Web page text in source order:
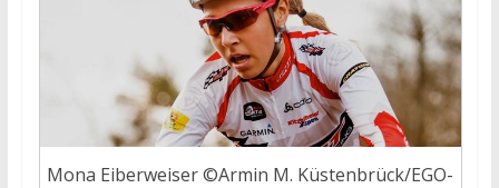
Mona Eiberweiser ©Armin M. Küstenbrück/EGO-